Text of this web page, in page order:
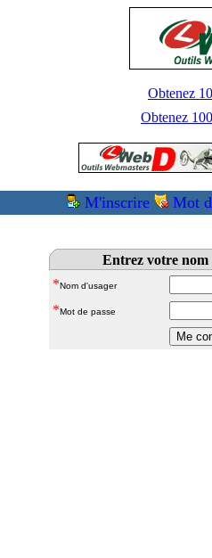
Obtenez
Obtenez
M'inscrire Mot
Entrez votre nom
*Nom d'usager
*Mot de passe